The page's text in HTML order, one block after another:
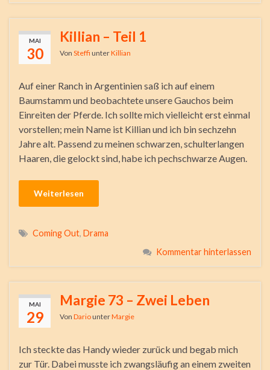
MAI
30
Killian – Teil 1
Von Steffi unterKillian
Auf einer Ranch in Argentinien saß ich auf einem
Baumstamm und beobachtete unsere Gauchos beim
Einreiten der Pferde. Ich sollte mich vielleicht erst einmal
vorstellen; mein Name ist Killian und ich bin sechzehn
Jahre alt. Passend zu meinen schwarzen, schulterlangen
Haaren, die gelockt sind, habe ich pechschwarze Augen.
Weiterlesen
Coming Out, Drama
Kommentar hinterlassen
MAI
29
Margie 73 – Zwei Leben
Von DariounterMargie
Ich steckte das Handy wieder zurück und begab mich
zur Tür. Dabei musste ich zwangsläufig an einem zweiten